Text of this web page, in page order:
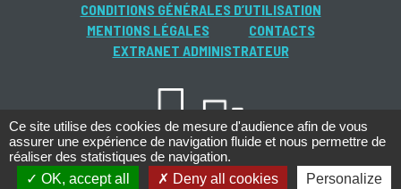
CONDITIONS GÉNÉRALES D’UTILISATION
MENTIONS LÉGALES
CONTACTS
EXTRANET ADMINISTRATEUR
Ce site utilise des cookies de mesure d'audience afin de vous
assurer une expérience de navigation fluide et nous permettre de
réaliser des statistiques de navigation.
OK, accept all
Deny all cookies Personalize